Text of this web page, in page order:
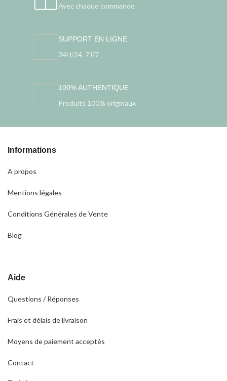
Avec chaque commande
SUPPORT EN LIGNE
24H/24, 7J/7
100% AUTHENTIQUE
Produits 100% originaux
Informations
A propos
Mentions légales
Conditions Générales de Vente
Blog
Aide
Questions / Réponses
Frais et délais de livraison
Moyens de paiement acceptés
Contact